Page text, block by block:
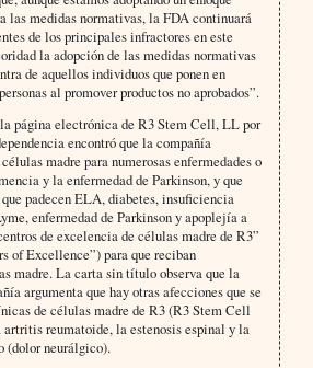
las medidas normativas, la FDA continuará
de los principales infractores en este
la adopción de las medidas normativas
de aquellos individuos que ponen en
al promover productos no aprobados”.
página electrónica de R3 Stem Cell, LL por
encontró que la compañía
madre para numerosas enfermedades o
y la enfermedad de Parkinson, y que
padecen ELA, diabetes, insuficiencia
enfermedad de Parkinson y apoplejía a
de excelencia de células madre de R3”
of Excellence”) para que reciban
madre. La carta sin título observa que la
argumenta que hay otras afecciones que se
de células madre de R3 (R3 Stem Cell
reumatoide, la estenosis espinal y la
(dolor neurálgico).